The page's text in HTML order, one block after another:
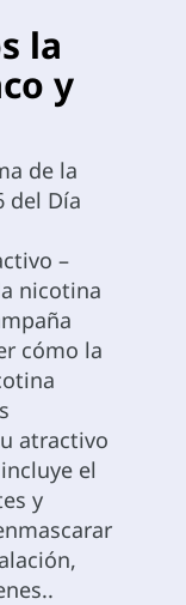
la
y
de la
del Día
–
nicotina
cómo la
atractivo
el
y